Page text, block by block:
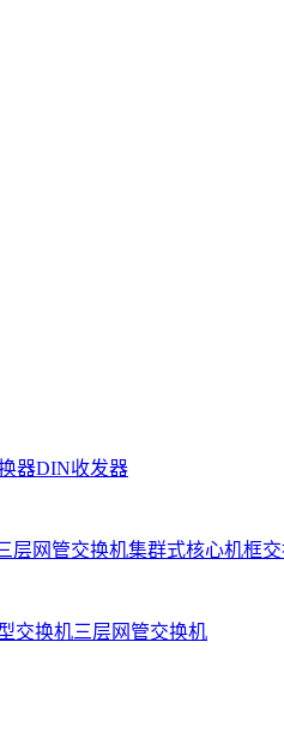
器DIN收发器
层网管交换机集群式核心机框
交换机三层网管交换机